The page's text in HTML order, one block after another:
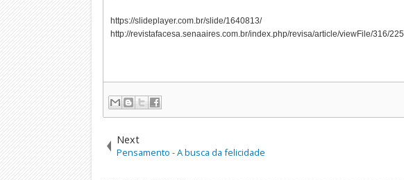
https://slideplayer.com.br/slide/1640813/
http://revistafacesa.senaaires.com.br/index.php/revisa/article/viewFile/316/225
Next
Pensamento - A busca da felicidade